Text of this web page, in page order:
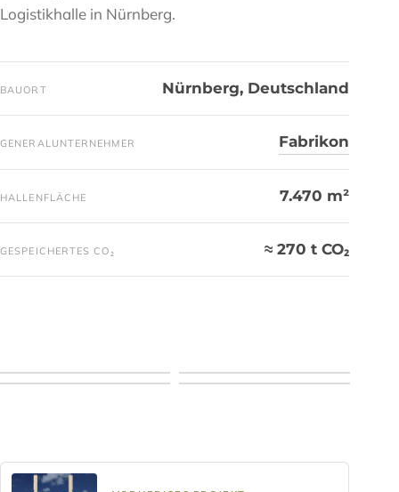
Logistikhalle in Nürnberg.
BAUORT Nürnberg, Deutschland
GENERALUNTERNEHMER Fabrikon
HALLENFLÄCHE 7.470 m²
GESPEICHERTES CO₂ ≈ 270 t CO₂